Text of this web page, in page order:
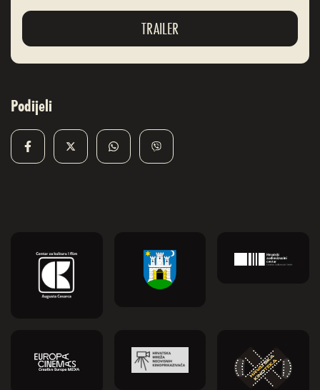
TRAILER
Podijeli